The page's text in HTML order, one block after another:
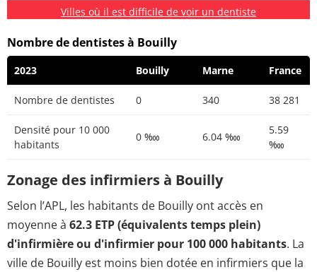
Villes où il est difficile de voir un dentiste
Nombre de dentistes à Bouilly
2023 Bouilly Marne France
Nombre de dentistes 0 340 38 281
Densité pour 10 000
habitants
0 ‱ 6.04 ‱
5.59
‱
Zonage des infirmiers à Bouilly
Selon l’APL, les habitants de Bouilly ont accès en
moyenne à 62.3 ETP (équivalents temps plein)
d'infirmière ou d'infirmier pour 100 000 habitants. La
ville de Bouilly est moins bien dotée en infirmiers que la